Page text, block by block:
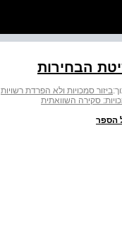
הבחירות
ביזור סמכויות ולא הפרדת רשויות
סקירה השוואתית
הספר